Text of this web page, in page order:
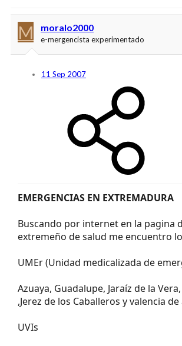
M moralo2000
e-mergencista experimentado
11 Sep 2007
EMERGENCIAS EN EXTREMADURA
Buscando por internet en la pagina
extremeño de salud me encuentro
UMEr (Unidad medicalizada de
Azuaya, Guadalupe, Jaraíz de la
,Jerez de los Caballeros y valencia
UVIs